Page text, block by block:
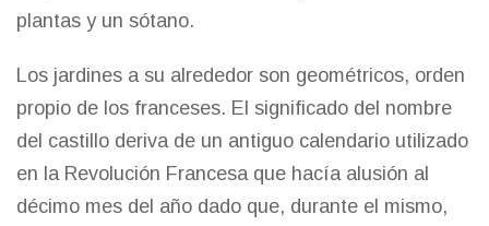
plantas y un sótano.
Los jardines a su alrededor son geométricos, orden
propio de los franceses. El significado del nombre
del castillo deriva de un antiguo calendario utilizado
en la Revolución Francesa que hacía alusión al
décimo mes del año dado que, durante el mismo,